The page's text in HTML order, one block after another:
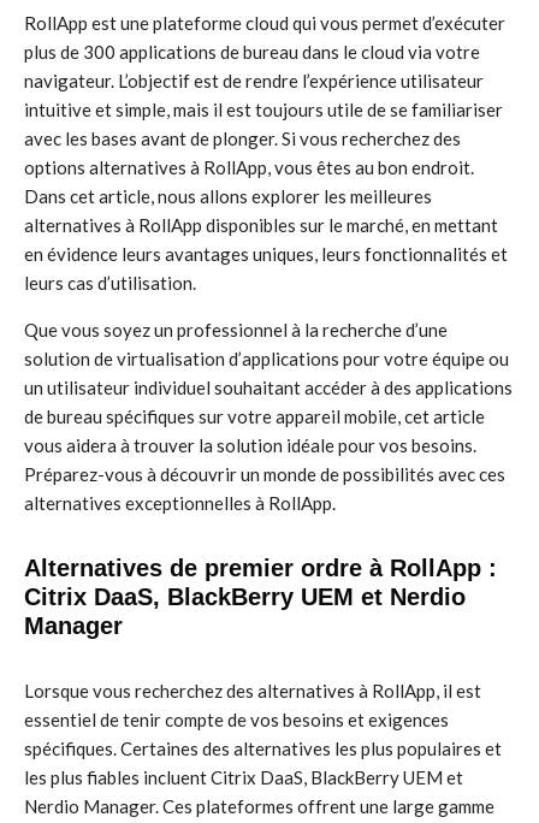
RollApp est une plateforme cloud qui vous permet d’exécuter
plus de 300 applications de bureau dans le cloud via votre
navigateur. L’objectif est de rendre l’expérience utilisateur
intuitive et simple, mais il est toujours utile de se familiariser
avec les bases avant de plonger. Si vous recherchez des
options alternatives à RollApp, vous êtes au bon endroit.
Dans cet article, nous allons explorer les meilleures
alternatives à RollApp disponibles sur le marché, en mettant
en évidence leurs avantages uniques, leurs fonctionnalités et
leurs cas d’utilisation.
Que vous soyez un professionnel à la recherche d’une
solution de virtualisation d’applications pour votre équipe ou
un utilisateur individuel souhaitant accéder à des applications
de bureau spécifiques sur votre appareil mobile, cet article
vous aidera à trouver la solution idéale pour vos besoins.
Préparez-vous à découvrir un monde de possibilités avec ces
alternatives exceptionnelles à RollApp.
Alternatives de premier ordre à RollApp :
Citrix DaaS, BlackBerry UEM et Nerdio
Manager
Lorsque vous recherchez des alternatives à RollApp, il est
essentiel de tenir compte de vos besoins et exigences
spécifiques. Certaines des alternatives les plus populaires et
les plus fiables incluent Citrix DaaS, BlackBerry UEM et
Nerdio Manager. Ces plateformes offrent une large gamme